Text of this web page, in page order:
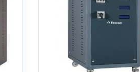
Connexion des
partenaires de